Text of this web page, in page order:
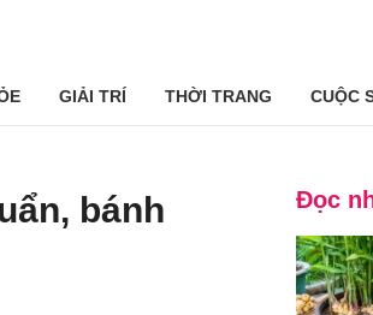
GIẢI TRÍ THỜI TRANG CUỘC
bánh
Đọc